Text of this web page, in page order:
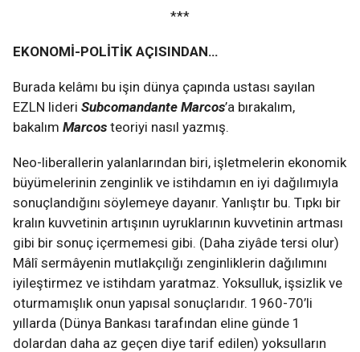
***
EKONOMİ-POLİTİK AÇISINDAN…
Burada kelâmı bu işin dünya çapında ustası sayılan
EZLN lideri Subcomandante Marcos’a bırakalım,
bakalım Marcos teoriyi nasıl yazmış.
Neo-liberallerin yalanlarından biri, işletmelerin ekonomik
büyümelerinin zenginlik ve istihdamın en iyi dağılımıyla
sonuçlandığını söylemeye dayanır. Yanlıştır bu. Tıpkı bir
kralın kuvvetinin artışının uyruklarının kuvvetinin artması
gibi bir sonuç içermemesi gibi. (Daha ziyâde tersi olur)
Mâlî sermâyenin mutlakçılığı zenginliklerin dağılımını
iyileştirmez ve istihdam yaratmaz. Yoksulluk, işsizlik ve
oturmamışlık onun yapısal sonuçlarıdır. 1960-70’li
yıllarda (Dünya Bankası tarafından eline günde 1
dolardan daha az geçen diye tarif edilen) yoksulların